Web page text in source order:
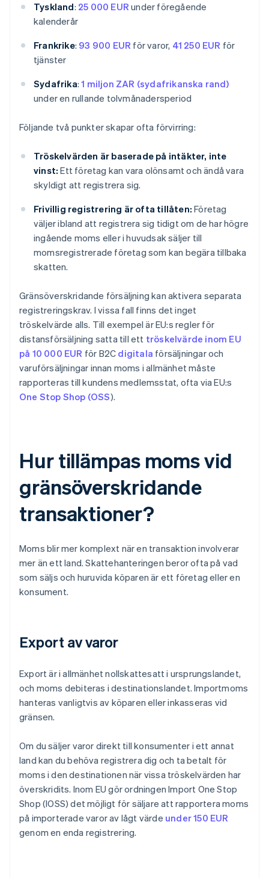
Tyskland: 25 000 EUR under föregående
kalenderår
Frankrike: 93 900 EUR för varor, 41 250 EUR för
tjänster
Sydafrika:1 miljon ZAR (sydafrikanska rand)
under en rullande tolvmånadersperiod
Följande två punkter skapar ofta förvirring:
Tröskelvärden är baserade på intäkter, inte
vinst: Ett företag kan vara olönsamt och ändå vara
skyldigt att registrera sig.
Frivillig registrering är ofta tillåten: Företag
väljer ibland att registrera sig tidigt om de har högre
ingående moms eller i huvudsak säljer till
momsregistrerade företag som kan begära tillbaka
skatten.
Gränsöverskridande försäljning kan aktivera separata
registreringskrav. I vissa fall finns det inget
tröskelvärde alls. Till exempel är EU:s regler för
distansförsäljning satta till ett tröskelvärde inom EU
på 10 000 EUR för B2C digitala försäljningar och
varuförsäljningar innan moms i allmänhet måste
rapporteras till kundens medlemsstat, ofta via EU:s
One Stop Shop (OSS).
Hur tillämpas moms vid
gränsöverskridande
transaktioner?
Moms blir mer komplext när en transaktion involverar
mer än ett land. Skattehanteringen beror ofta på vad
som säljs och huruvida köparen är ett företag eller en
konsument.
Export av varor
Export är i allmänhet nollskattesatt i ursprungslandet,
och moms debiteras i destinationslandet. Importmoms
hanteras vanligtvis av köparen eller inkasseras vid
gränsen.
Om du säljer varor direkt till konsumenter i ett annat
land kan du behöva registrera dig och ta betalt för
moms i den destinationen när vissa tröskelvärden har
överskridits. Inom EU gör ordningen Import One Stop
Shop (IOSS) det möjligt för säljare att rapportera moms
på importerade varor av lågt värde under 150 EUR
genom en enda registrering.